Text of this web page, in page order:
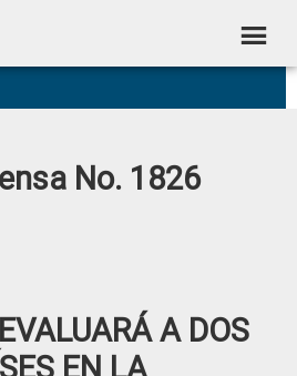
No. 1826
A DOS
EN LA